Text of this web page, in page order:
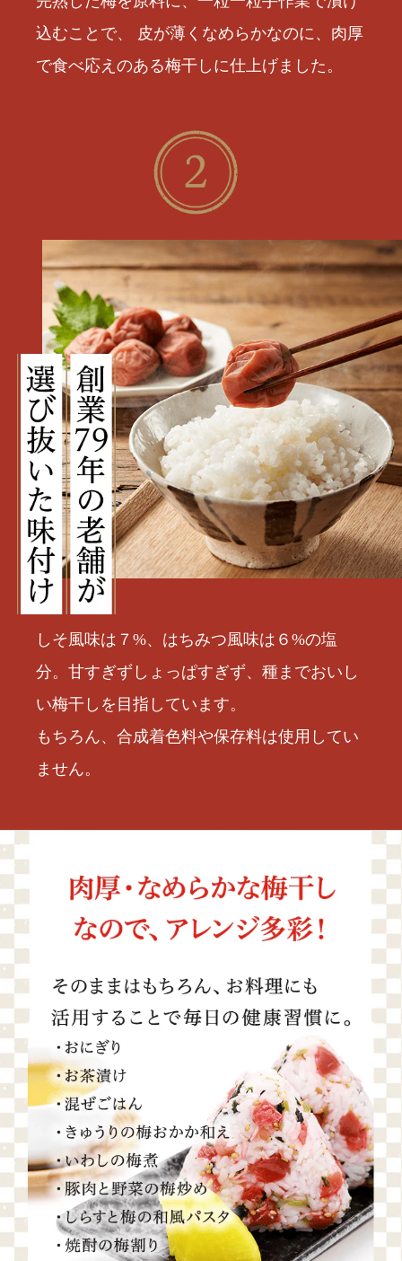
込むことで、 皮が薄くなめらかなのに、肉厚
で食べ応えのある梅干しに仕上げました。
しそ風味は７%、はちみつ風味は６%の塩
分。甘すぎずしょっぱすぎず、種までおいし
い梅干しを目指しています。
もちろん、合成着色料や保存料は使用してい
ません。